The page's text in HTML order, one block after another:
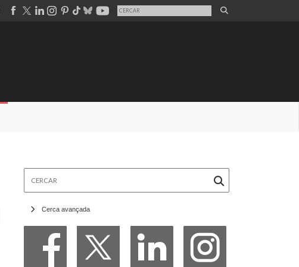
Cerca avançada